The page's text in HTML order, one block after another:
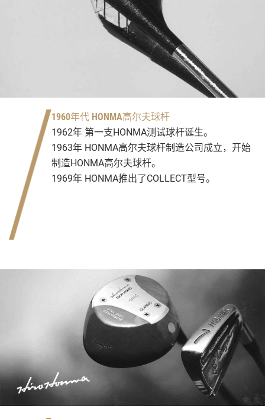
1960年代 HONMA高尔夫球杆
1962年 第一支HONMA测试球杆诞生。
1963年 HONMA高尔夫球杆制造公司成立，开始
制造HONMA高尔夫球杆。
1969年 HONMA推出了COLLECT型号。